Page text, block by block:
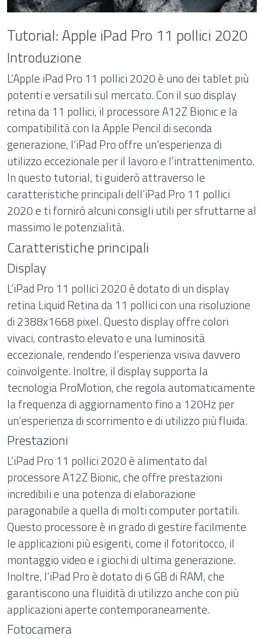
Tutorial: Apple iPad Pro 11 pollici 2020
Introduzione
L’Apple iPad Pro 11 pollici 2020 è uno dei tablet più
potenti e versatili sul mercato. Con il suo display
retina da 11 pollici, il processore A12Z Bionic e la
compatibilità con la Apple Pencil di seconda
generazione, l’iPad Pro offre un’esperienza di
utilizzo eccezionale per il lavoro e l’intrattenimento.
In questo tutorial, ti guiderò attraverso le
caratteristiche principali dell’iPad Pro 11 pollici
2020 e ti fornirò alcuni consigli utili per sfruttarne al
massimo le potenzialità.
Caratteristiche principali
Display
L’iPad Pro 11 pollici 2020 è dotato di un display
retina Liquid Retina da 11 pollici con una risoluzione
di 2388x1668 pixel. Questo display offre colori
vivaci, contrasto elevato e una luminosità
eccezionale, rendendo l’esperienza visiva davvero
coinvolgente. Inoltre, il display supporta la
tecnologia ProMotion, che regola automaticamente
la frequenza di aggiornamento fino a 120Hz per
un’esperienza di scorrimento e di utilizzo più fluida.
Prestazioni
L’iPad Pro 11 pollici 2020 è alimentato dal
processore A12Z Bionic, che offre prestazioni
incredibili e una potenza di elaborazione
paragonabile a quella di molti computer portatili.
Questo processore è in grado di gestire facilmente
le applicazioni più esigenti, come il fotoritocco, il
montaggio video e i giochi di ultima generazione.
Inoltre, l’iPad Pro è dotato di 6 GB di RAM, che
garantiscono una fluidità di utilizzo anche con più
applicazioni aperte contemporaneamente.
Fotocamera